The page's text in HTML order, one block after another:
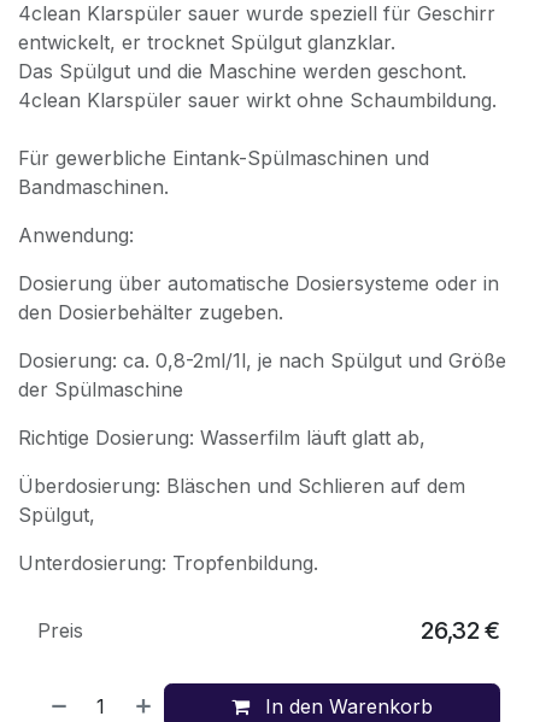
4clean Klarspüler sauer wurde speziell für Geschirr
entwickelt, er trocknet Spülgut glanzklar.
Das Spülgut und die Maschine werden geschont.
4clean Klarspüler sauer wirkt ohne Schaumbildung.
Für gewerbliche Eintank-Spülmaschinen und
Bandmaschinen.
Anwendung:
Dosierung über automatische Dosiersysteme oder in
den Dosierbehälter zugeben.
Dosierung: ca. 0,8-2ml/1l, je nach Spülgut und Größe
der Spülmaschine
Richtige Dosierung: Wasserfilm läuft glatt ab,
Überdosierung: Bläschen und Schlieren auf dem
Spülgut,
Unterdosierung: Tropfenbildung.
In den Warenkorb
Preis 26,32€